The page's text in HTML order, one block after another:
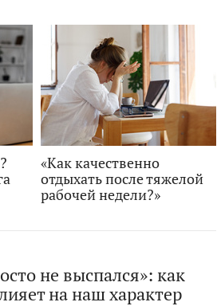
«Как качественно
отдыхать после тяжелой
рабочей недели?»
не выспался»: как
на наш характер